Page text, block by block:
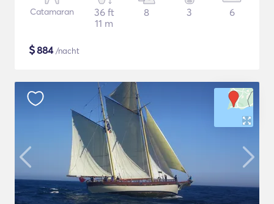
Catamaran
36 ft
11 m
8 3 6
$884/nacht